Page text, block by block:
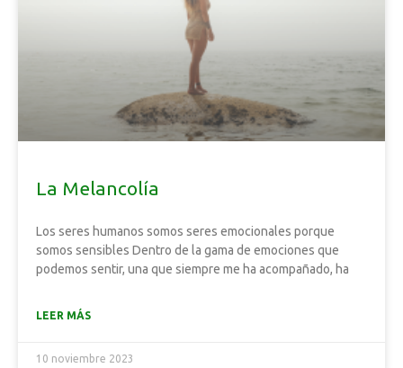
La Melancolía
Los seres humanos somos seres emocionales porque
somos sensibles Dentro de la gama de emociones que
podemos sentir, una que siempre me ha acompañado, ha
LEER MÁS
10 noviembre 2023